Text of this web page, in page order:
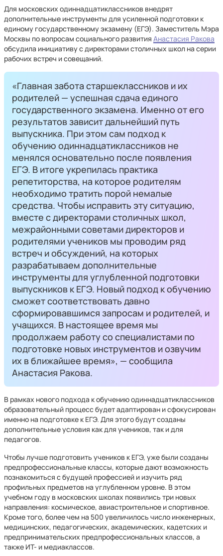
Для московских одиннадцатиклассников внедрят
дополнительные инструменты для усиленной подготовки к
единому государственному экзамену (ЕГЭ). Заместитель Мэра
Москвы по вопросам социального развития Анастасия Ракова
обсудила инициативу с директорами столичных школ на серии
рабочих встреч и совещаний.
«Главная забота старшеклассников и их
родителей — успешная сдача единого
государственного экзамена. Именно от его
результатов зависит дальнейший путь
выпускника. При этом сам подход к
обучению одиннадцатиклассников не
менялся основательно после появления
ЕГЭ. В итоге укрепилась практика
репетиторства, на которое родителям
необходимо тратить порой немалые
средства. Чтобы исправить эту ситуацию,
вместе с директорами столичных школ,
межрайонными советами директоров и
родителями учеников мы проводим ряд
встреч и обсуждений, на которых
разрабатываем дополнительные
инструменты для углубленной подготовки
выпускников к ЕГЭ. Новый подход к обучению
сможет соответствовать давно
сформировавшимся запросам и родителей, и
учащихся. В настоящее время мы
продолжаем работу со специалистами по
подготовке новых инструментов и озвучим
их в ближайшее время», — сообщила
Анастасия Ракова.
В рамках нового подхода к обучению одиннадцатиклассников
образовательный процесс будет адаптирован и сфокусирован
именно на подготовке к ЕГЭ. Для этого будут созданы
дополнительные условия как для учеников, так и для
педагогов.
Чтобы лучше подготовить учеников к ЕГЭ, уже были созданы
предпрофессиональные классы, которые дают возможность
познакомиться с будущей профессией и изучить ряд
профильных предметов на углубленном уровне. В этом
учебном году в московских школах появились три новых
направления: космическое, авиастроительное и спортивное.
Кроме того, более чем на 500 увеличилось число инженерных,
медицинских, педагогических, академических, кадетских и
предпринимательских предпрофессиональных классов, а
также ИТ- и медиаклассов.